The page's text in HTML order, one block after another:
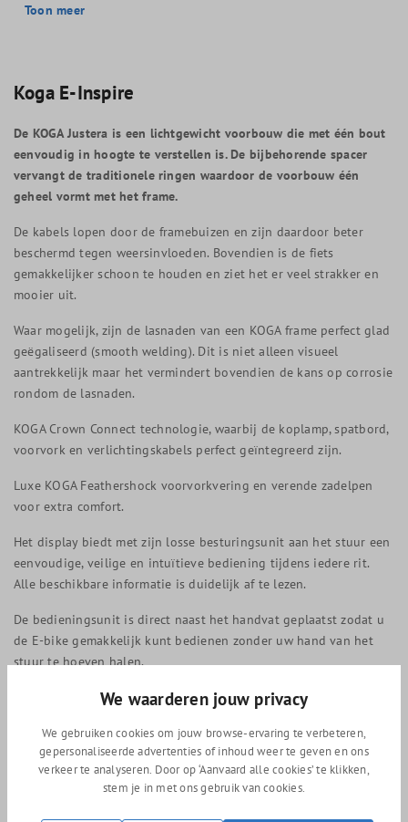
Toon meer
Koga E-Inspire
De KOGA Justera is een lichtgewicht voorbouw die met één bout
eenvoudig in hoogte te verstellen is. De bijbehorende spacer
vervangt de traditionele ringen waardoor de voorbouw één
geheel vormt met het frame.
De kabels lopen door de framebuizen en zijn daardoor beter
beschermd tegen weersinvloeden. Bovendien is de fiets
gemakkelijker schoon te houden en ziet het er veel strakker en
mooier uit.
Waar mogelijk, zijn de lasnaden van een KOGA frame perfect glad
geëgaliseerd (smooth welding). Dit is niet alleen visueel
aantrekkelijk maar het vermindert bovendien de kans op corrosie
rondom de lasnaden.
KOGA Crown Connect technologie, waarbij de koplamp, spatbord,
voorvork en verlichtingskabels perfect geïntegreerd zijn.
Luxe KOGA Feathershock voorvorkvering en verende zadelpen
voor extra comfort.
Het display biedt met zijn losse besturingsunit aan het stuur een
eenvoudige, veilige en intuïtieve bediening tijdens iedere rit.
Alle beschikbare informatie is duidelijk af te lezen.
De bedieningsunit is direct naast het handvat geplaatst zodat u
de E-bike gemakkelijk kunt bedienen zonder uw hand van het
stuur te hoeven halen.
Schwalbe Energizer anti lek banden
Elektrische fietsen keuze hulp
Welke elektrische fiets heb ik nodig? Het kan moeilijk zijn om te
ontdekken welke elektrische fiets je precies zoekt en waar je op
We waarderen jouw privacy
We gebruiken cookies om jouw browse-ervaring te verbeteren,
gepersonaliseerde advertenties of inhoud weer te geven en ons
verkeer te analyseren. Door op ‘Aanvaard alle cookies’ te klikken,
stem je in met ons gebruik van cookies.